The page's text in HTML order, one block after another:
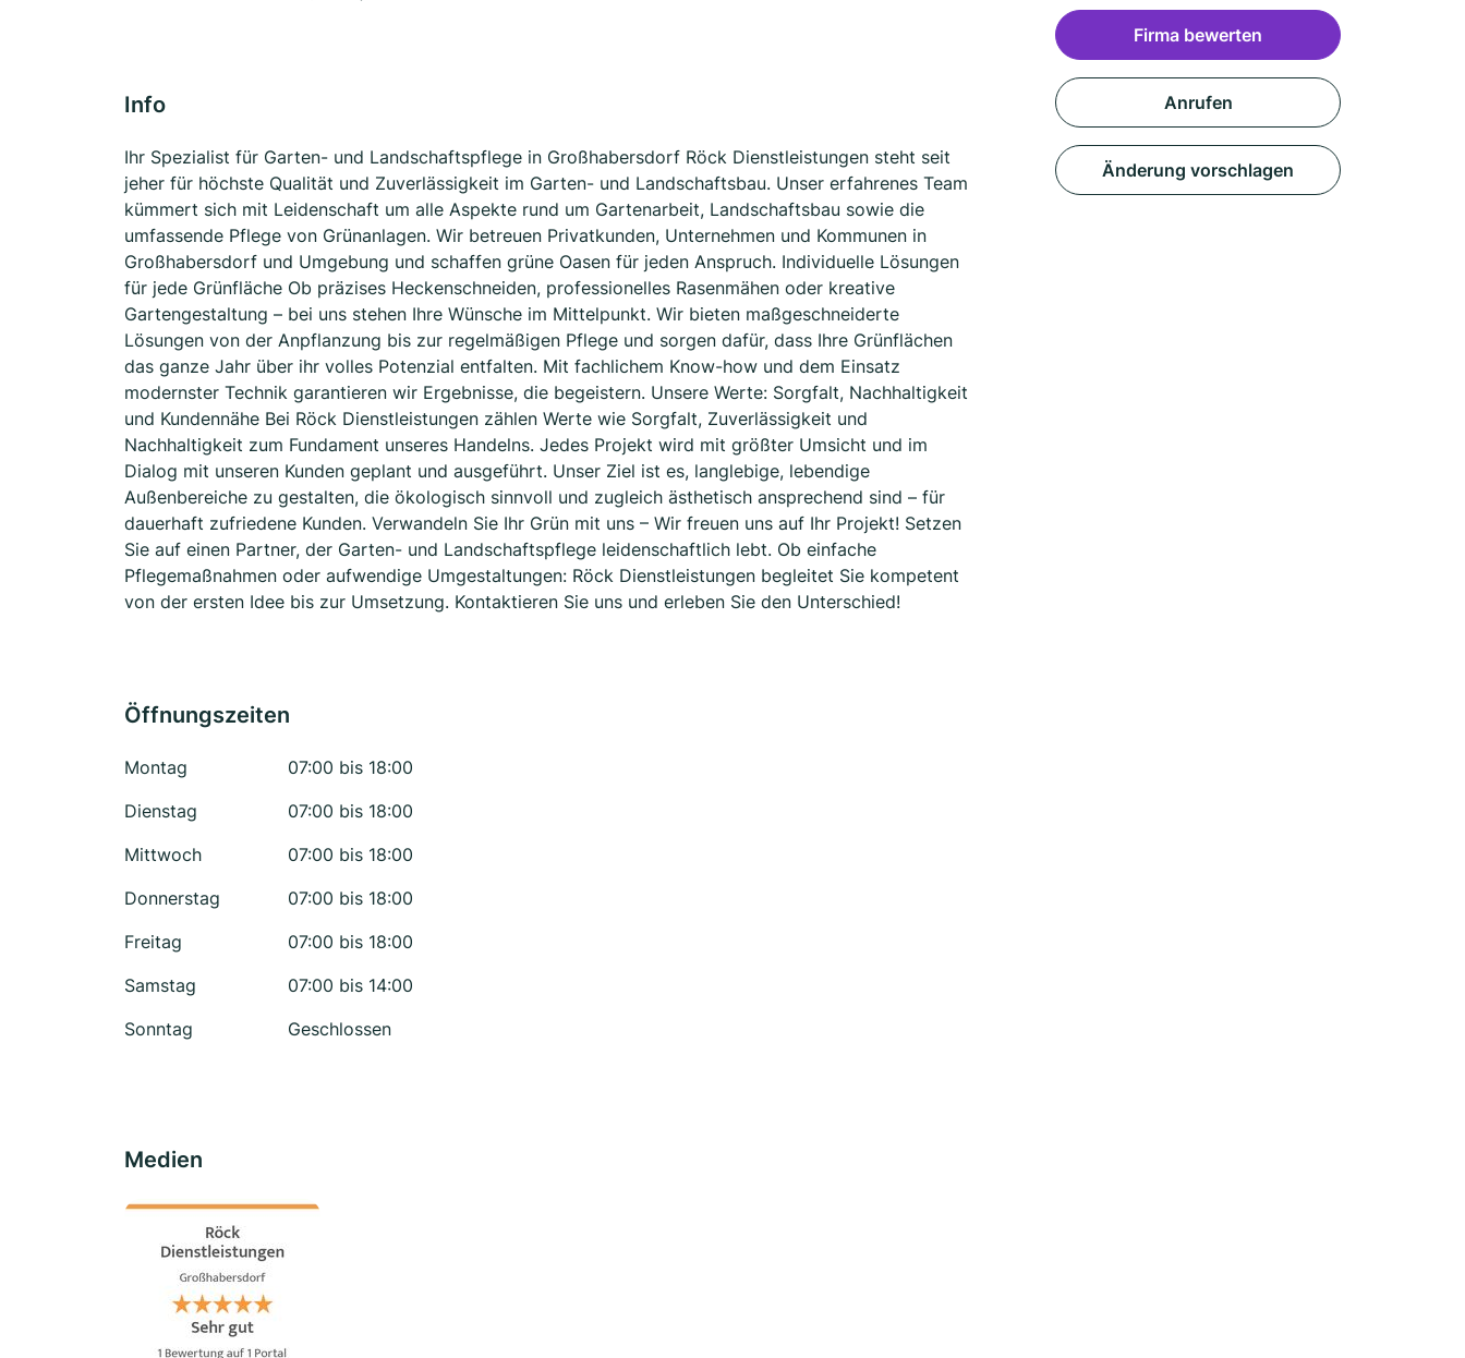
Info
Ihr Spezialist für Garten- und Landschaftspflege in Großhabersdorf Röck Dienstleistungen steht seit
jeher für höchste Qualität und Zuverlässigkeit im Garten- und Landschaftsbau. Unser erfahrenes Team
kümmert sich mit Leidenschaft um alle Aspekte rund um Gartenarbeit, Landschaftsbau sowie die
umfassende Pflege von Grünanlagen. Wir betreuen Privatkunden, Unternehmen und Kommunen in
Großhabersdorf und Umgebung und schaffen grüne Oasen für jeden Anspruch. Individuelle Lösungen
für jede Grünfläche Ob präzises Heckenschneiden, professionelles Rasenmähen oder kreative
Gartengestaltung – bei uns stehen Ihre Wünsche im Mittelpunkt. Wir bieten maßgeschneiderte
Lösungen von der Anpflanzung bis zur regelmäßigen Pflege und sorgen dafür, dass Ihre Grünflächen
das ganze Jahr über ihr volles Potenzial entfalten. Mit fachlichem Know-how und dem Einsatz
modernster Technik garantieren wir Ergebnisse, die begeistern. Unsere Werte: Sorgfalt, Nachhaltigkeit
und Kundennähe Bei Röck Dienstleistungen zählen Werte wie Sorgfalt, Zuverlässigkeit und
Nachhaltigkeit zum Fundament unseres Handelns. Jedes Projekt wird mit größter Umsicht und im
Dialog mit unseren Kunden geplant und ausgeführt. Unser Ziel ist es, langlebige, lebendige
Außenbereiche zu gestalten, die ökologisch sinnvoll und zugleich ästhetisch ansprechend sind – für
dauerhaft zufriedene Kunden. Verwandeln Sie Ihr Grün mit uns – Wir freuen uns auf Ihr Projekt! Setzen
Sie auf einen Partner, der Garten- und Landschaftspflege leidenschaftlich lebt. Ob einfache
Pflegemaßnahmen oder aufwendige Umgestaltungen: Röck Dienstleistungen begleitet Sie kompetent
von der ersten Idee bis zur Umsetzung. Kontaktieren Sie uns und erleben Sie den Unterschied!
Öffnungszeiten
Montag
07:00 bis 18:00
Dienstag
07:00 bis 18:00
Mittwoch
07:00 bis 18:00
Donnerstag
07:00 bis 18:00
Freitag
07:00 bis 18:00
Samstag
07:00 bis 14:00
Sonntag
Geschlossen
Medien
Firma bewerten
Anrufen
Änderung vorschlagen